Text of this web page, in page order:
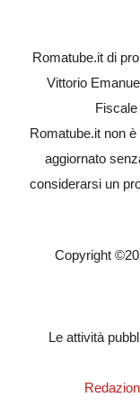
Romatube.it di
Vittorio
Romatube.it non
aggiornato
considerarsi un
Copyright
Le attività